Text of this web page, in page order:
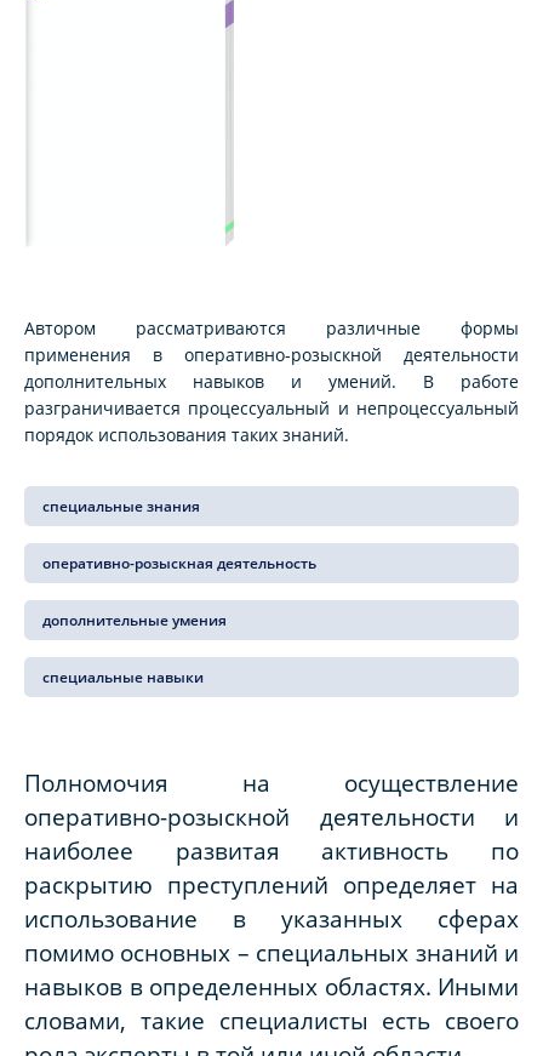
Автором рассматриваются различные формы
применения в оперативно-розыскной деятельности
дополнительных навыков и умений. В работе
разграничивается процессуальный и непроцессуальный
порядок использования таких знаний.
специальные знания
оперативно-розыскная деятельность
дополнительные умения
специальные навыки
Полномочия на осуществление
оперативно-розыскной деятельности и
наиболее развитая активность по
раскрытию преступлений определяет на
использование в указанных сферах
помимо основных – специальных знаний и
навыков в определенных областях. Иными
словами, такие специалисты есть своего